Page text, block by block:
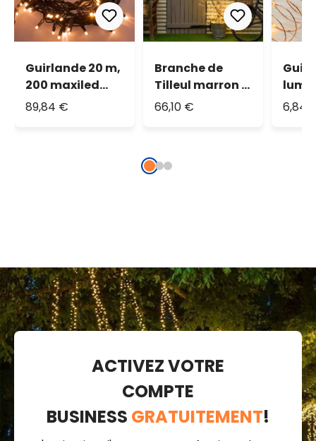
Guirlande 20 m,
200 maxiled
blanc chaud,
89,84 €
Branche de
Tilleul marron 3
m, 504 microled
66,10 € 6,84
ACTIVEZ VOTRE
COMPTE
BUSINESS GRATUITEMENT!